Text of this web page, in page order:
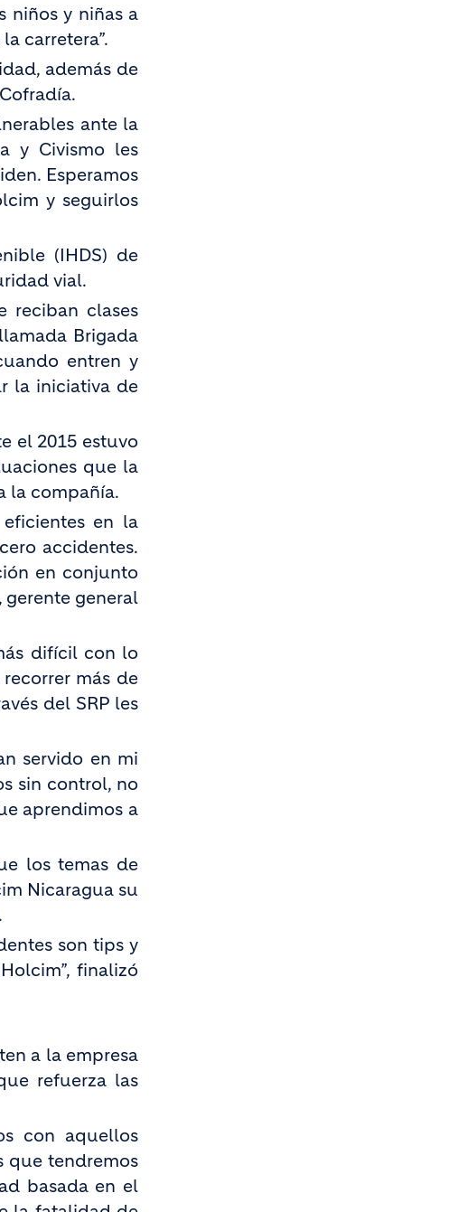
niños y niñas a
carretera”.
además de
ante la
y Civismo les
Esperamos
y seguirlos
(IHDS) de
vial.
reciban clases
Brigada
entren y
la iniciativa de
el 2015 estuvo
que la
la compañía.
en la
accidentes.
en conjunto
gerente general
difícil con lo
más de
del SRP les
servido en mi
sin control, no
aprendimos a
los temas de
Nicaragua su
son tips y
finalizó
a la empresa
refuerza las
con aquellos
que tendremos
basada en el